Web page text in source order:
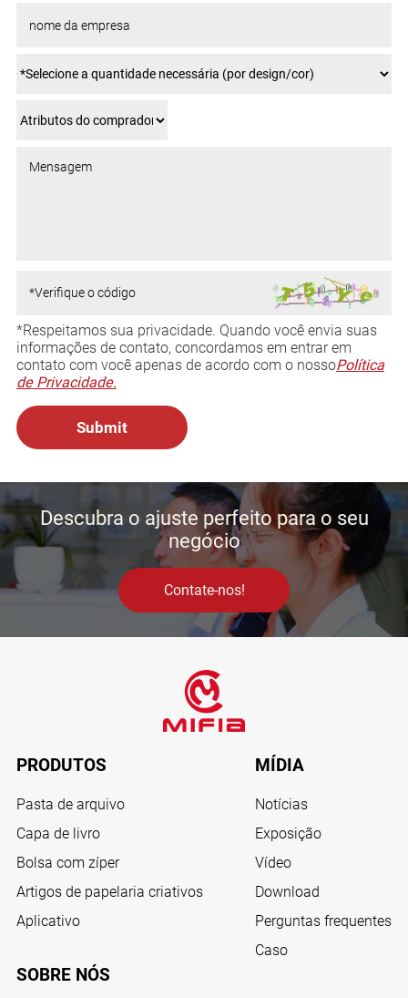
*Respeitamos sua privacidade. Quando você envia suas
informações de contato, concordamos em entrar em
contato com você apenas de acordo com o nossoPolítica
de Privacidade.
Descubra o ajuste perfeito para o seu
negócio
Contate-nos!
PRODUTOS
Pasta de arquivo
Capa de livro
Bolsa com zíper
Artigos de papelaria criativos
Aplicativo
MÍDIA
Notícias
Exposição
Vídeo
Download
Perguntas frequentes
Caso
SOBRE NÓS